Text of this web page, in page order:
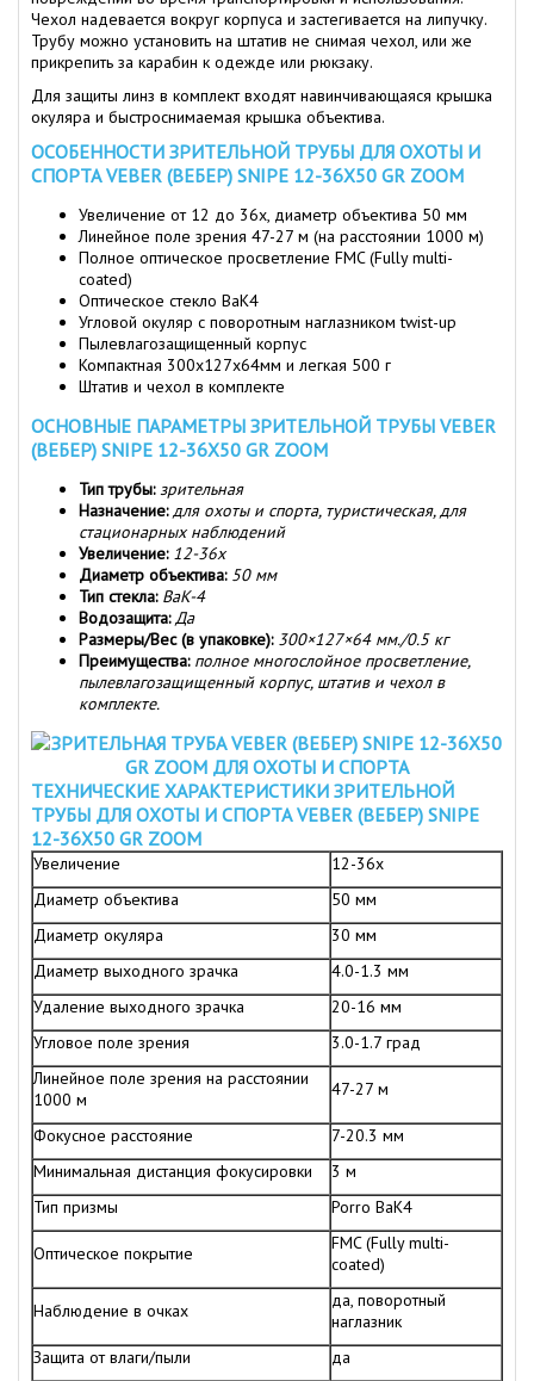
Чехол надевается вокруг корпуса и застегивается на липучку.
Трубу можно установить на штатив не снимая чехол, или же
прикрепить за карабин к одежде или рюкзаку.
Для защиты линз в комплект входят навинчивающаяся крышка
окуляра и быстроснимаемая крышка объектива.
ОСОБЕННОСТИ ЗРИТЕЛЬНОЙ ТРУБЫ ДЛЯ ОХОТЫ И
СПОРТА VEBER (ВЕБЕР) SNIPE 12-36X50 GR ZOOM
Увеличение от 12 до 36x, диаметр объектива 50 мм
Линейное поле зрения 47-27 м (на расстоянии 1000 м)
Полное оптическое просветление FMC (Fully multi-
coated)
Оптическое стекло BaK4
Угловой окуляр с поворотным наглазником twist-up
Пылевлагозащищенный корпус
Компактная 300х127х64мм и легкая 500 г
Штатив и чехол в комплекте
ОСНОВНЫЕ ПАРАМЕТРЫ ЗРИТЕЛЬНОЙ ТРУБЫ VEBER
(ВЕБЕР) SNIPE 12-36X50 GR ZOOM
Тип трубы: зрительная
Назначение: для охоты и спорта, туристическая, для
стационарных наблюдений
Увеличение: 12-36x
Диаметр объектива: 50 мм
Тип стекла: BaK-4
Водозащита: Да
Размеры/Вес (в упаковке): 300×127×64 мм./0.5 кг
Преимущества: полное многослойное просветление,
пылевлагозащищенный корпус, штатив и чехол в
комплекте.
ТЕХНИЧЕСКИЕ ХАРАКТЕРИСТИКИ ЗРИТЕЛЬНОЙ
ТРУБЫ ДЛЯ ОХОТЫ И СПОРТА VEBER (ВЕБЕР) SNIPE
12-36X50 GR ZOOM
Увеличение
12-36х
Диаметр объектива
50 мм
Диаметр окуляра
30 мм
Диаметр выходного зрачка
4.0-1.3 мм
Удаление выходного зрачка
20-16 мм
Угловое поле зрения
3.0-1.7 град
Линейное поле зрения на расстоянии
1000 м
47-27 м
Фокусное расстояние
7-20.3 мм
Минимальная дистанция фокусировки
3 м
Тип призмы
Porro BaK4
Оптическое покрытие
FMC (Fully multi-
coated)
Наблюдение в очках
да, поворотный
наглазник
Защита от влаги/пыли
да